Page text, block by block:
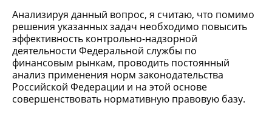
Анализируя данный вопрос, я считаю, что помимо
решения указанных задач необходимо повысить
эффективность контрольно-надзорной
деятельности Федеральной службы по
финансовым рынкам, проводить постоянный
анализ применения норм законодательства
Российской Федерации и на этой основе
совершенствовать нормативную правовую базу.